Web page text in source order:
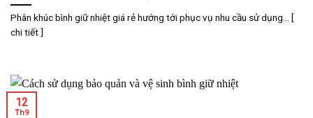
Phân khúc bình giữ nhiệt giá rẻ hướng tới phục vụ nhu cầu sử dụng... [
chi tiết ]
12
Th9